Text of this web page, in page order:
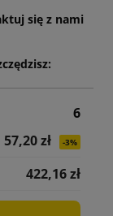
się z nami
6
57,20 zł
-3%
422,16 zł